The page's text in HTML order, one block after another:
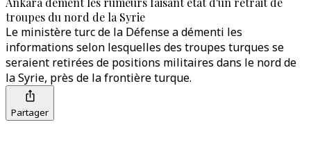
troupes du nord de la Syrie
Le ministère turc de la Défense a démenti les
informations selon lesquelles des troupes turques se
seraient retirées de positions militaires dans le nord de
la Syrie, près de la frontière turque.
Partager